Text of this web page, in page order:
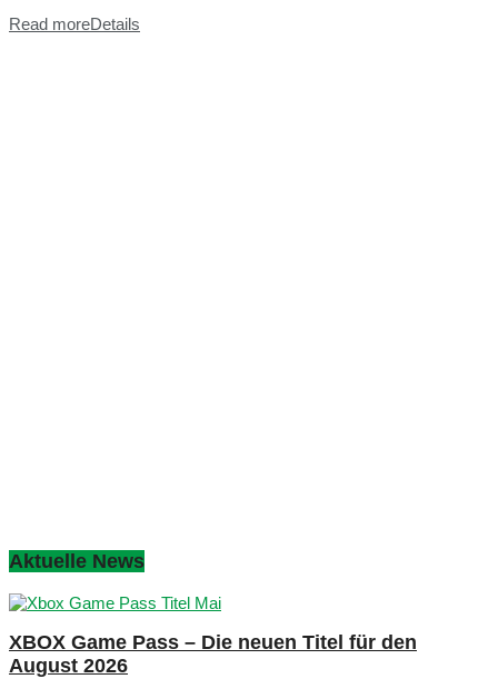
Read moreDetails
Aktuelle News
XBOX Game Pass – Die neuen Titel für den
August 2026